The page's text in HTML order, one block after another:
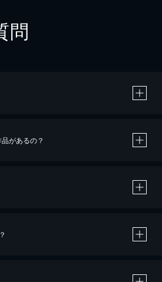
問
があるの？